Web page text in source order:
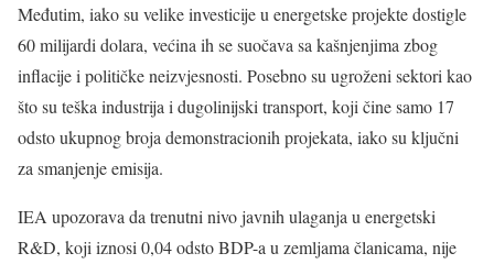
Međutim, iako su velike investicije u energetske projekte dostigle
60 milijardi dolara, većina ih se suočava sa kašnjenjima zbog
inflacije i političke neizvjesnosti. Posebno su ugroženi sektori kao
što su teška industrija i dugolinijski transport, koji čine samo 17
odsto ukupnog broja demonstracionih projekata, iako su ključni
za smanjenje emisija.
IEA upozorava da trenutni nivo javnih ulaganja u energetski
R&D, koji iznosi 0,04 odsto BDP-a u zemljama članicama, nije